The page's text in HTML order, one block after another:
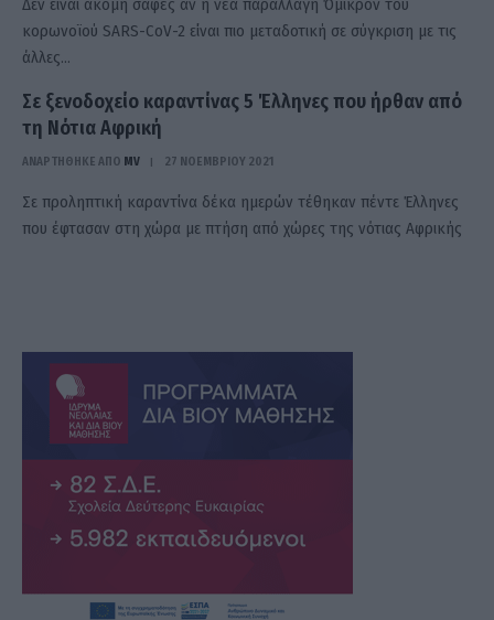
Δεν είναι ακόμη σαφές αν η νέα παραλλαγή Όμικρον του
κορωνοϊού SARS-CoV-2 είναι πιο μεταδοτική σε σύγκριση με τις
άλλες…
Σε ξενοδοχείο καραντίνας 5 Έλληνες που ήρθαν από
τη Νότια Αφρική
ΑΝΑΡΤΗΘΗΚΕ ΑΠΟ MV 27 ΝΟΕΜΒΡΊΟΥ 2021
Σε προληπτική καραντίνα δέκα ημερών τέθηκαν πέντε Έλληνες
που έφτασαν στη χώρα με πτήση από χώρες της νότιας Αφρικής